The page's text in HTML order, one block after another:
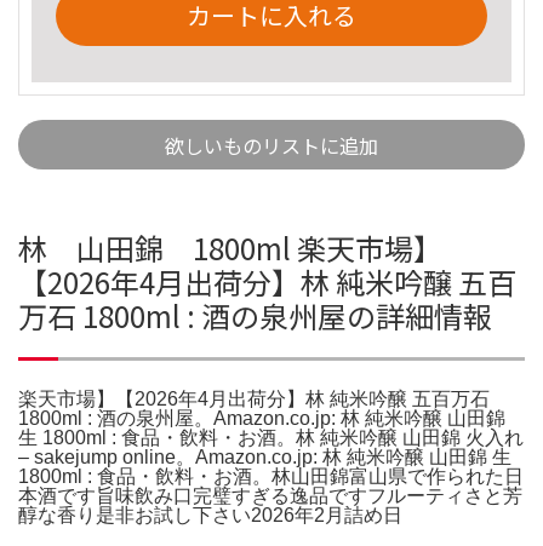
カートに入れる
欲しいものリストに追加
林 山田錦 1800ml 楽天市場】
【2026年4月出荷分】林 純米吟醸 五百
万石 1800ml : 酒の泉州屋の詳細情報
楽天市場】【2026年4月出荷分】林 純米吟醸 五百万石
1800ml : 酒の泉州屋。Amazon.co.jp: 林 純米吟醸 山田錦
生 1800ml : 食品・飲料・お酒。林 純米吟醸 山田錦 火入れ
– sakejump online。Amazon.co.jp: 林 純米吟醸 山田錦 生
1800ml : 食品・飲料・お酒。林山田錦富山県で作られた日
本酒です旨味飲み口完璧すぎる逸品ですフルーティさと芳
醇な香り是非お試し下さい2026年2月詰め日